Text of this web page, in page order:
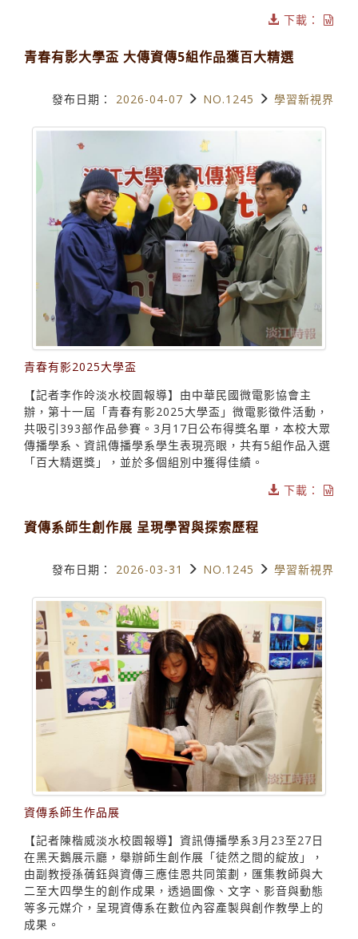
下載：
青春有影大學盃 大傳資傳5組作品獲百大精選
發布日期： 2026-04-07 NO.1245 學習新視界
青春有影2025大學盃
【記者李作皊淡水校園報導】由中華民國微電影協會主
辦，第十一屆「青春有影2025大學盃」微電影徵件活動，
共吸引393部作品參賽。3月17日公布得獎名單，本校大眾
傳播學系、資訊傳播學系學生表現亮眼，共有5組作品入選
「百大精選獎」，並於多個組別中獲得佳績。
下載：
資傳系師生創作展 呈現學習與探索歷程
發布日期： 2026-03-31 NO.1245 學習新視界
資傳系師生作品展
【記者陳楷威淡水校園報導】資訊傳播學系3月23至27日
在黑天鵝展示廳，舉辦師生創作展「徒然之間的綻放」，
由副教授孫蒨鈺與資傳三應佳恩共同策劃，匯集教師與大
二至大四學生的創作成果，透過圖像、文字、影音與動態
等多元媒介，呈現資傳系在數位內容產製與創作教學上的
成果。